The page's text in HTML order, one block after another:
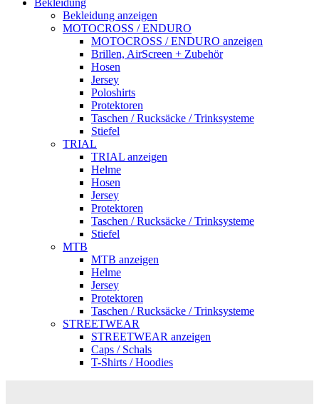
Bekleidung anzeigen
MOTOCROSS / ENDURO
MOTOCROSS / ENDURO anzeigen
Brillen, AirScreen + Zubehör
Hosen
Jersey
Poloshirts
Protektoren
Taschen / Rucksäcke / Trinksysteme
Stiefel
TRIAL
TRIAL anzeigen
Helme
Hosen
Jersey
Protektoren
Taschen / Rucksäcke / Trinksysteme
Stiefel
MTB
MTB anzeigen
Helme
Jersey
Protektoren
Taschen / Rucksäcke / Trinksysteme
STREETWEAR
STREETWEAR anzeigen
Caps / Schals
T-Shirts / Hoodies